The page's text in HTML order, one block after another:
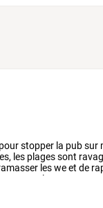
pourstopper la pubsur
les plagessont
lesweet de
les